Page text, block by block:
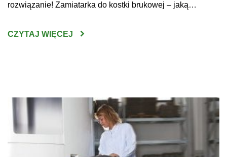
rozwiązanie! Zamiatarka do kostki brukowej – jaką
oczyszczania kostki brukowej nie jest wcale prostym
CZYTAJ WIĘCEJ